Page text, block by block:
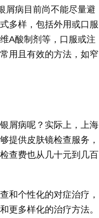
屑病目前尚不能尽量避
多样，包括外用或口服
A酸制剂等，口服或注
用且有效的方法，如窄
屑病呢？实际上，上海
提供皮肤镜检查服务，
查费也从几十元到几百
和个性化的对症治疗，
更多样化的治疗方法。